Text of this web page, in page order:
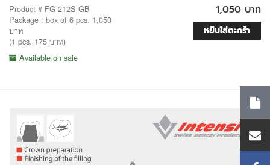
Product # FG 212S GB
Package : box of 6 pcs. 1,050
บาท
(1 pcs. 175 บาท)
Available on sale
1,050 บาท
หยิบใส่ตะกร้า